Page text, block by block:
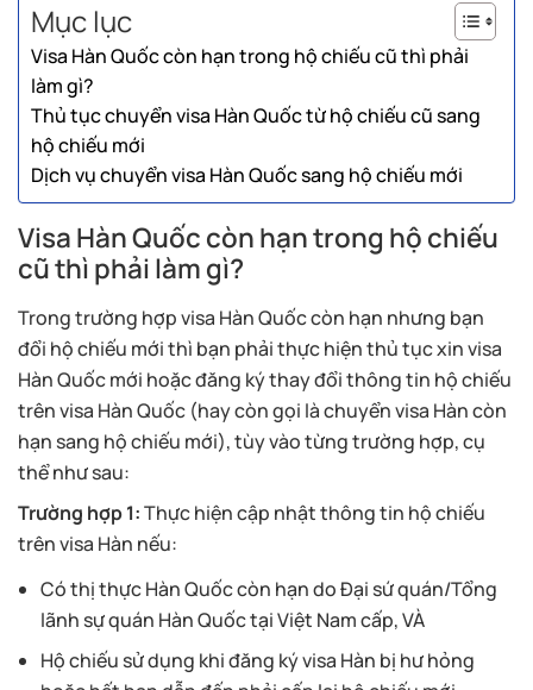
Mục lục
Visa Hàn Quốc còn hạn trong hộ chiếu cũ thì phải
làm gì?
Thủ tục chuyển visa Hàn Quốc từ hộ chiếu cũ sang
hộ chiếu mới
Dịch vụ chuyển visa Hàn Quốc sang hộ chiếu mới
Visa Hàn Quốc còn hạn trong hộ chiếu
cũ thì phải làm gì?
Trong trường hợp visa Hàn Quốc còn hạn nhưng bạn
đổi hộ chiếu mới thì bạn phải thực hiện thủ tục xin visa
Hàn Quốc mới hoặc đăng ký thay đổi thông tin hộ chiếu
trên visa Hàn Quốc (hay còn gọi là chuyển visa Hàn còn
hạn sang hộ chiếu mới), tùy vào từng trường hợp, cụ
thể như sau:
Trường hợp 1:Thực hiện cập nhật thông tin hộ chiếu
trên visa Hàn nếu:
Có thị thực Hàn Quốc còn hạn do Đại sứ quán/Tổng
lãnh sự quán Hàn Quốc tại Việt Nam cấp, VÀ
Hộ chiếu sử dụng khi đăng ký visa Hàn bị hư hỏng